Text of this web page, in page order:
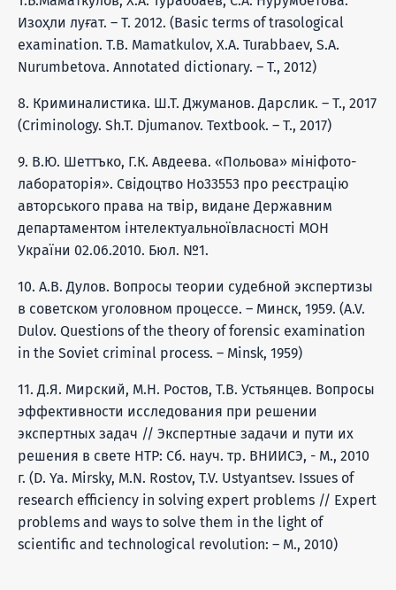
Изоҳли луғат. – Т. 2012. (Basic terms of trasological
examination. T.B. Mamatkulov, X.A. Turabbaev, S.A.
Nurumbetova. Annotated dictionary. – T., 2012)
8. Криминалистика. Ш.Т. Джуманов. Дарслик. – Т., 2017
(Criminology. Sh.T. Djumanov. Textbook. – T., 2017)
9. В.Ю. Шеттъко, Г.К. Авдеева. «Польова» мініфото-
лабораторія». Свідоцтво Нo33553 про реєстрацію
авторського права на твір, видане Державним
департаментом інтелектуальноївласності МОН
України 02.06.2010. Бюл. №1.
10. А.В. Дулов. Вопросы теории судебной экспертизы
в советском уголовном процессе. – Минск, 1959. (A.V.
Dulov. Questions of the theory of forensic examination
in the Soviet criminal process. – Minsk, 1959)
11. Д.Я. Мирский, М.Н. Ростов, Т.В. Устьянцев. Вопросы
эффективности исследования при решении
экспертных задач // Экспертные задачи и пути их
решения в свете НТР: Сб. науч. тр. ВНИИСЭ, - М., 2010
г. (D. Ya. Mirsky, M.N. Rostov, T.V. Ustyantsev. Issues of
research efficiency in solving expert problems // Expert
problems and ways to solve them in the light of
scientific and technological revolution: – M., 2010)